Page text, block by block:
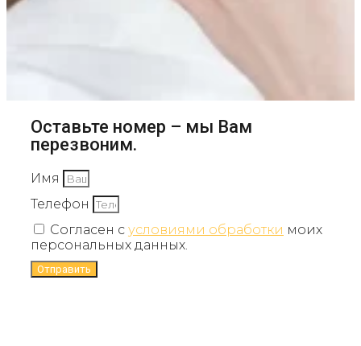
Оставьте номер – мы Вам
перезвоним.
Имя
Телефон
Согласен с условиями обработки моих
персональных данных.
Отправить